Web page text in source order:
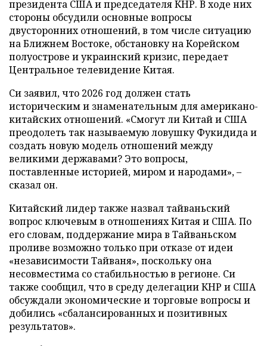
президента США и председателя КНР. В ходе них
стороны обсудили основные вопросы
двусторонних отношений, в том числе ситуацию
на Ближнем Востоке, обстановку на Корейском
полуострове и украинский кризис, передает
Центральное телевидение Китая.
Си заявил, что 2026 год должен стать
историческим и знаменательным для американо-
китайских отношений. «Смогут ли Китай и США
преодолеть так называемую ловушку Фукидида и
создать новую модель отношений между
великими державами? Это вопросы,
поставленные историей, миром и народами», –
сказал он.
Китайский лидер также назвал тайваньский
вопрос ключевым в отношениях Китая и США. По
его словам, поддержание мира в Тайваньском
проливе возможно только при отказе от идеи
«независимости Тайваня», поскольку она
несовместима со стабильностью в регионе. Си
также сообщил, что в среду делегации КНР и США
обсуждали экономические и торговые вопросы и
добились «сбалансированных и позитивных
результатов».